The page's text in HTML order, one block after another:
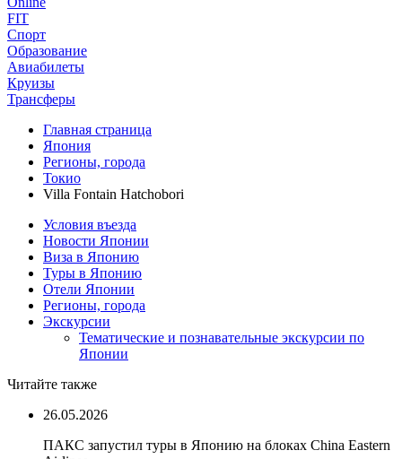
FIT
Спорт
Образование
Авиабилеты
Круизы
Трансферы
Главная страница
Япония
Регионы, города
Токио
Villa Fontain Hatchobori
Условия въезда
Новости Японии
Виза в Японию
Туры в Японию
Отели Японии
Регионы, города
Экскурсии
Тематические и познавательные экскурсии по
Японии
Читайте также
26.05.2026
ПАКС запустил туры в Японию на блоках China Eastern